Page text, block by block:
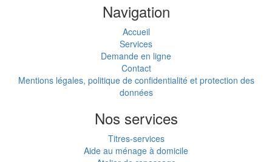
Navigation
Accueil
Services
Demande en ligne
Contact
Mentions légales, politique de confidentialité et protection des
données
Nos services
Titres-services
Aide au ménage à domicile